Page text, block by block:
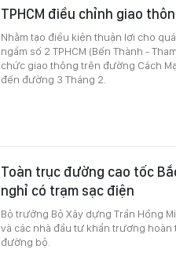
TPHCM điều chỉnh giao
Nhằm tạo điều kiện thuận lợi cho
ngầm số 2 TPHCM (Bến Thành -
chức giao thông trên đường Cách
đến đường 3 Tháng 2.
Toàn trục đường cao tốc
nghỉ có trạm sạc điện
Bộ trưởng Bộ Xây dựng Trần Hồng
và các nhà đầu tư khẩn trương
đường bộ.